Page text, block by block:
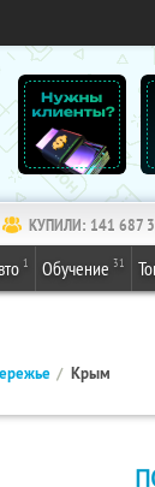
КУПИЛИ: 141 687
1 Обучение 31
Крым